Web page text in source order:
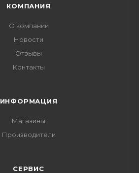
КОМПАНИЯ
О компании
Новости
Отзывы
Контакты
ИНФОРМАЦИЯ
Магазины
Производители
СЕРВИС